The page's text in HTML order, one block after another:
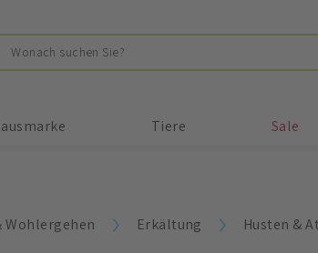
Tiere Sale
Wohlergehen Erkältung Husten &